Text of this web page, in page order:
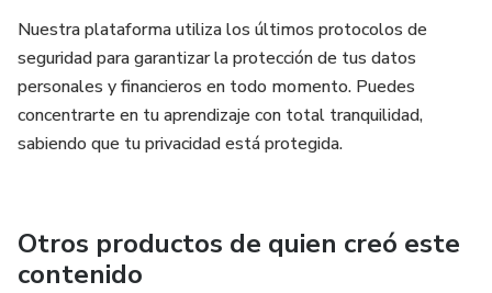
Nuestra plataforma utiliza los últimos protocolos de
seguridad para garantizar la protección de tus datos
personales y financieros en todo momento. Puedes
concentrarte en tu aprendizaje con total tranquilidad,
sabiendo que tu privacidad está protegida.
Otros productos de quien creó este
contenido